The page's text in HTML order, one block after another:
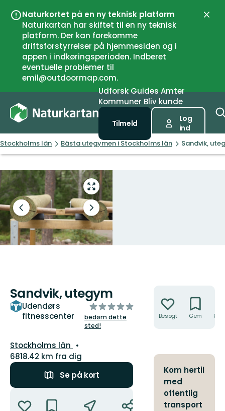
Naturkortet på en ny teknisk platform
Naturkartan har skiftet til en ny teknisk
platform. Der kan forekomme
driftsforstyrrelser på hjemmesiden og i
appen i indkøringsperioden. Indberet
eventuelle problemer til
emil@outdoormap.com.
Luk
UdforskGuidesAmter
Kommuner Bliv kunde
Tilmeld
Log
ind
Stockholms län Bästa utegymen i Stockholms län Sandvik,
Gå
til
fuld
skærm
Forrige
slide
Næste
slide
Sandvik, utegym
Udendørs
fitnesscenter
ud
af
5
bedøm dette
sted!
Amt:
Stockholms län
6818.42 km fra dig
Se på kort
Besøgt Gem
Kom hertil
med
offentlig
transport